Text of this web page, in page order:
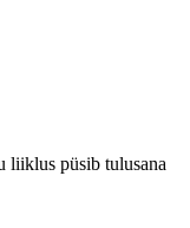
liiklus püsib tulusana